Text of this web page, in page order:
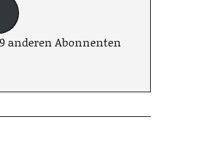
anderen Abonnenten